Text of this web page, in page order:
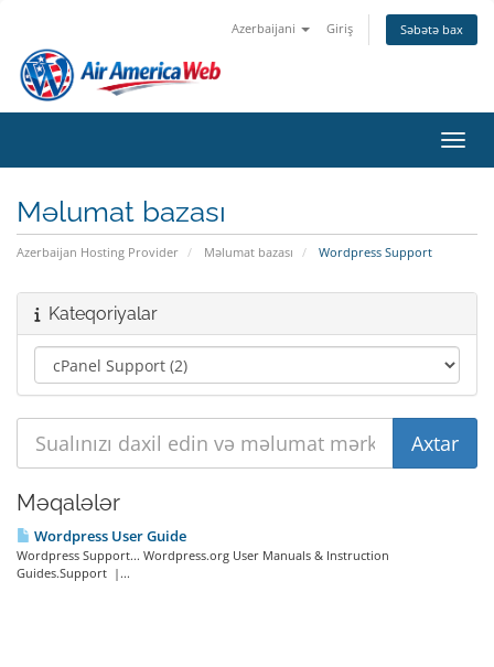
Azerbaijani Giriş Səbətə bax
Məlumat bazası
Azerbaijan Hosting Provider Məlumat bazası Wordpress Support
Kateqoriyalar
Məqalələr
Wordpress User Guide
Wordpress Support... Wordpress.org User Manuals & Instruction
Guides.Support |...